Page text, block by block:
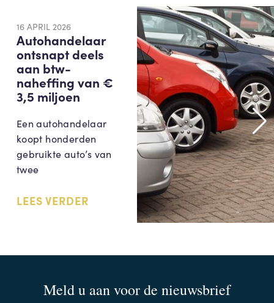
16 APRIL 2026
Autohandelaar
ontsnapt deels
aan btw-
naheffing van €
3,5 miljoen
Een autohandelaar
koopt honderden
gebruikte auto’s van
twee
LEES VERDER
Meld u aan voor de nieuwsbrief